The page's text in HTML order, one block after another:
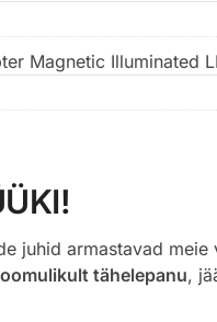
Magnetic Illuminated
juhid armastavad meie
tähelepanu,